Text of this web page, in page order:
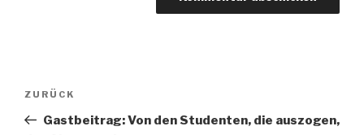
Beitragsnavigation
Vorheriger
Beitrag
ZURÜCK
Gastbeitrag: Von den Studenten, die auszogen,